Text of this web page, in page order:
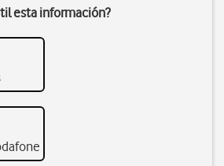
esta información?